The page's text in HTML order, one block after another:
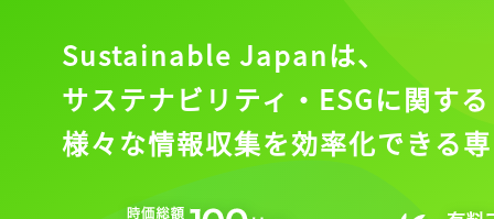
Sustainable Japanは、
サステナビリティ・ESGに関する
様々な情報収集を効率化できる